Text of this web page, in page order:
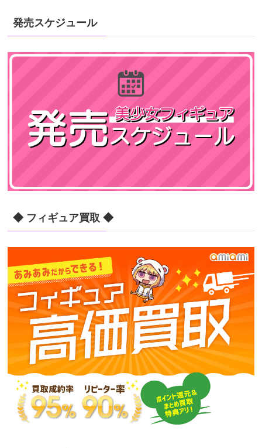
発売スケジュール
◆ フィギュア買取 ◆